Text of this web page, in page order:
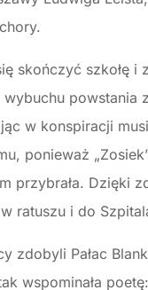
skończyć szkołę
powstania
w konspiracji
ponieważ
przybrała. Dzięki
ratuszu i do
zdobyli Pałac
wspominała poetę: